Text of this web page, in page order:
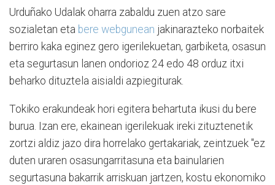
Urduñako Udalak oharra zabaldu zuen atzo sare
sozialetan eta bere webgunean jakinarazteko norbaitek
berriro kaka eginez gero igerilekuetan, garbiketa, osasun
eta segurtasun lanen ondorioz 24 edo 48 orduz itxi
beharko dituztela aisialdi azpiegiturak.
Tokiko erakundeak hori egitera behartuta ikusi du bere
burua. Izan ere, ekainean igerilekuak ireki zituztenetik
zortzi aldiz jazo dira horrelako gertakariak, zeintzuek "ez
duten uraren osasungarritasuna eta bainularien
segurtasuna bakarrik arriskuan jartzen, kostu ekonomiko